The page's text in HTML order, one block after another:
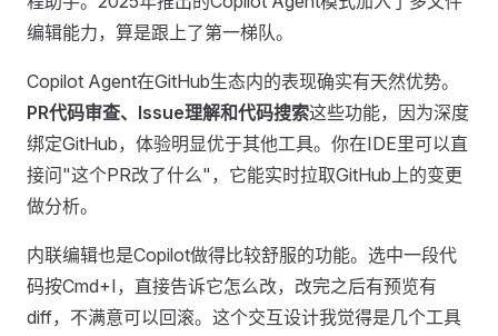
编辑能力，算是跟上了第一梯队。
Copilot Agent在GitHub生态内的表现确实有天然优势。
PR代码审查、Issue理解和代码搜索这些功能，因为深度
绑定GitHub，体验明显优于其他工具。你在IDE里可以直
接问"这个PR改了什么"，它能实时拉取GitHub上的变更
做分析。
内联编辑也是Copilot做得比较舒服的功能。选中一段代
码按Cmd+I，直接告诉它怎么改，改完之后有预览有
diff，不满意可以回滚。这个交互设计我觉得是几个工具